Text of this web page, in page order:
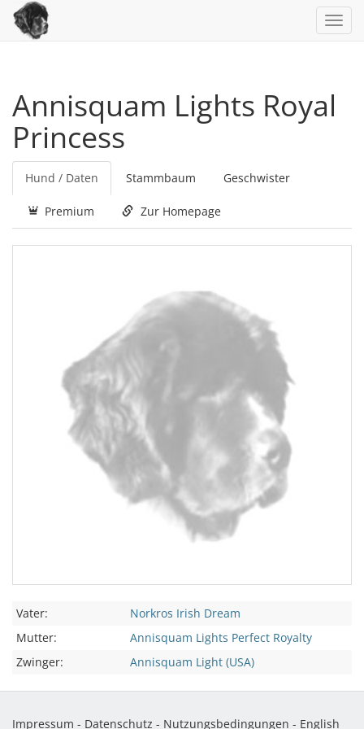
Annisquam Lights Royal
Princess
Hund / Daten Stammbaum Geschwister
Premium Zur Homepage
Vater:
Norkros Irish Dream
Mutter:
Annisquam Lights Perfect Royalty
Zwinger:
Annisquam Light (USA)
Impressum - Datenschutz - Nutzungsbedingungen - English